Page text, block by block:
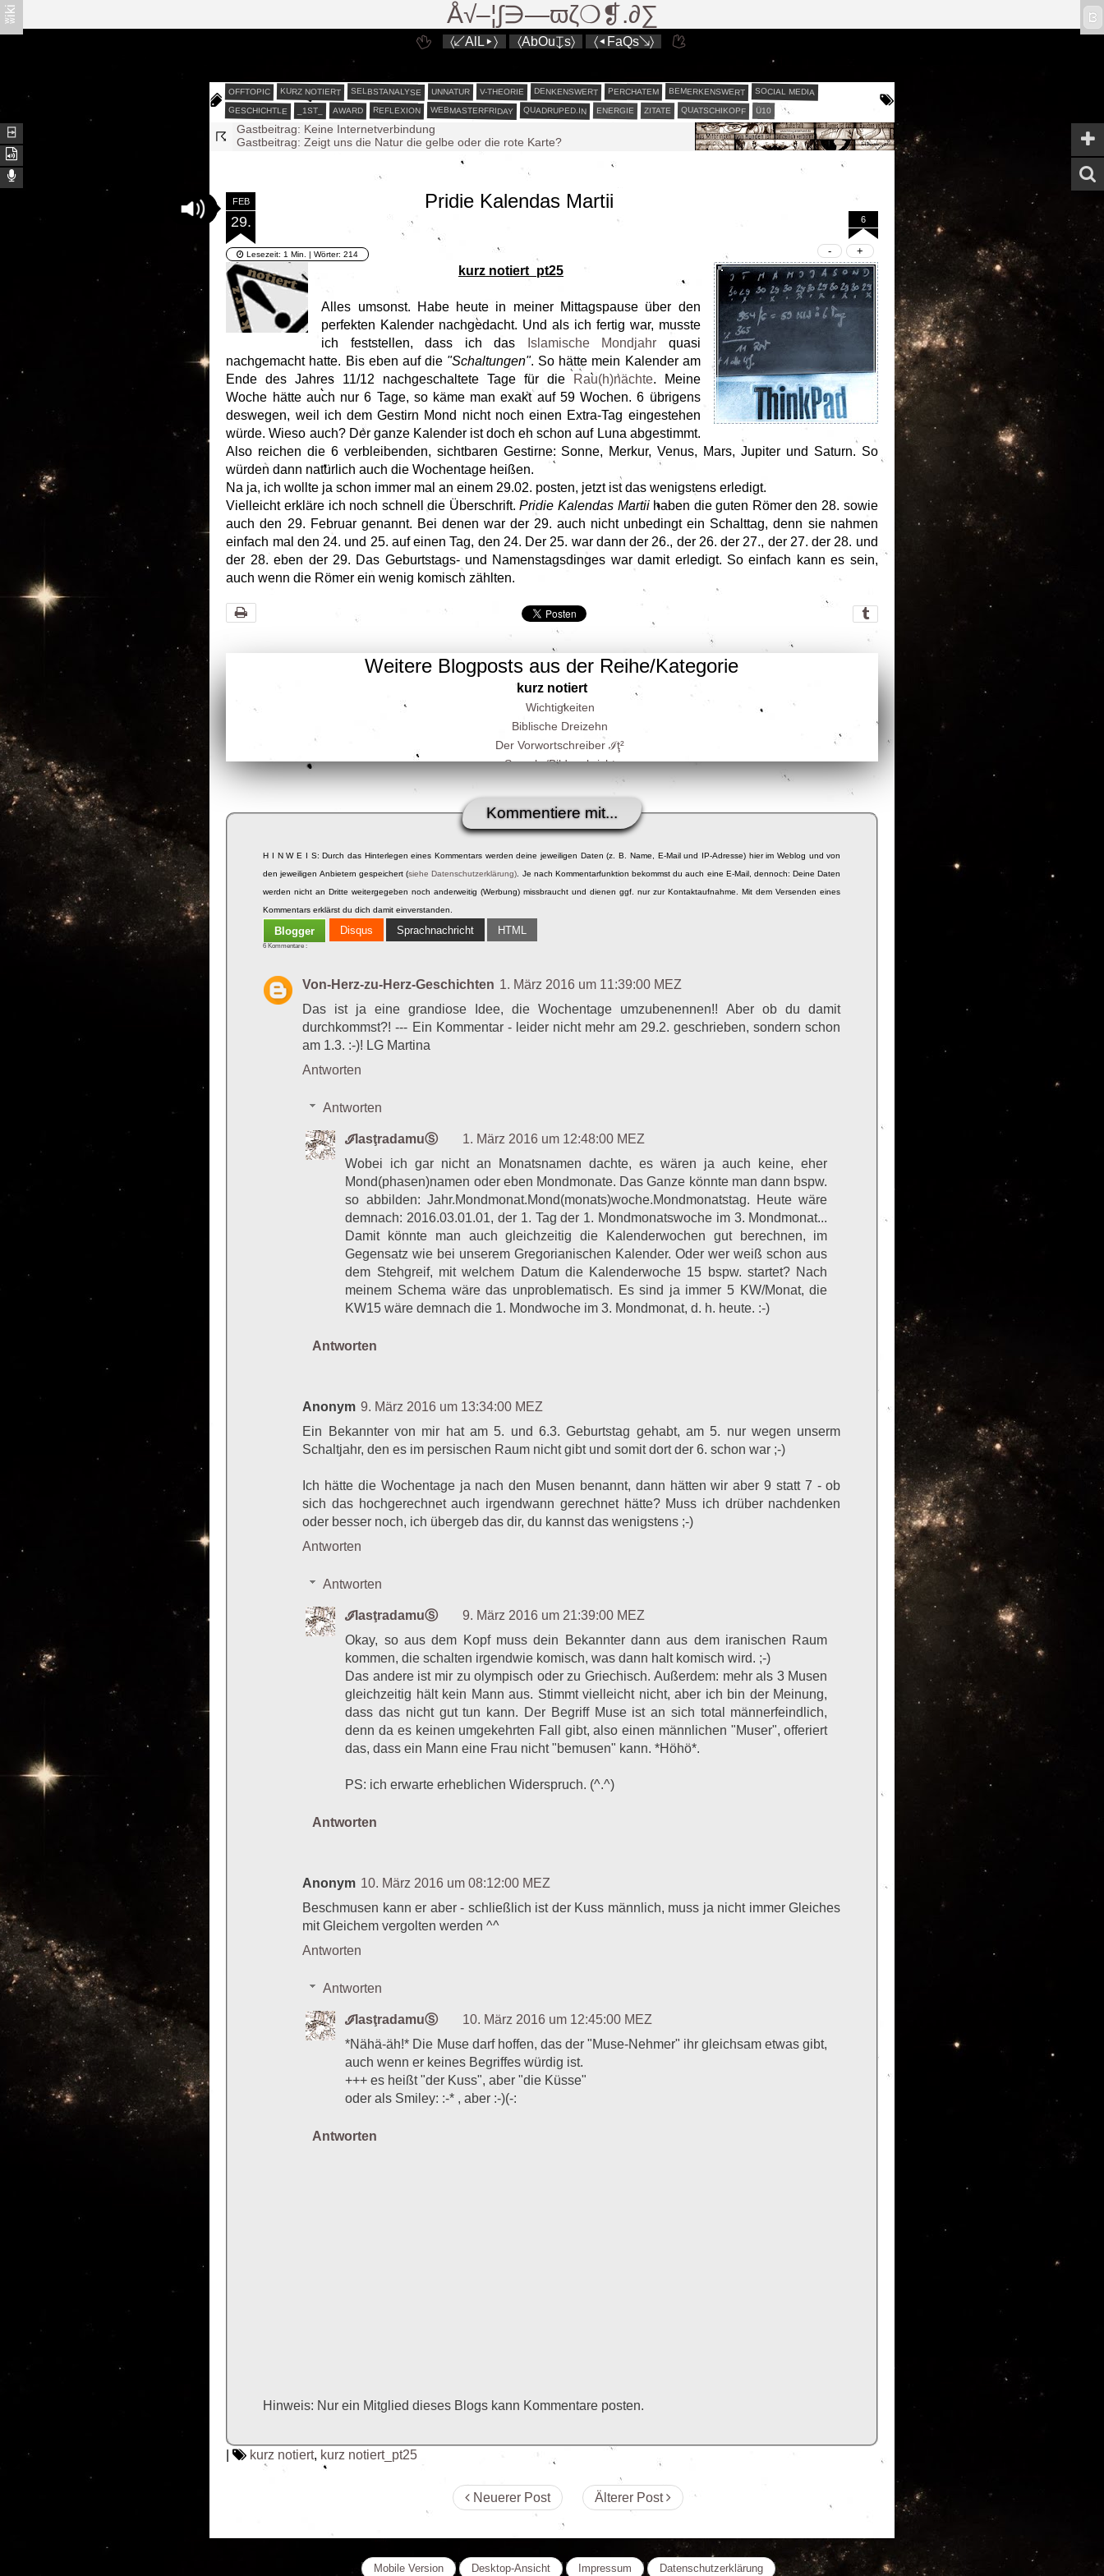
Å√–¦∫∋—ϖζ❍❡.∂∑
〈↙AlL▸〉 〈AbOu↧s〉 〈◂FaQs↘〉
ʬiki ϖ
OFFTOPIC KURZ NOTIERT SELBSTANALYSE UNNATUR V-THEORIE DENKENSWERT PERCHATEM BEMERKENSWERT SOCIAL MEDIA
GESCHICHTLE _1ST_ AWARD REFLEXION WEBMASTERFRIDAY QUADRUPED.IN ENERGIE ZITATE QUATSCHIKOPF Ü10
☈
Gastbeitrag: Keine Internetverbindung
Gastbeitrag: Zeigt uns die Natur die gelbe oder die rote Karte?
Die Beraterin - Arbitrium est liberum³
Die Beraterin - Arbitrium est liberum²
Die Beraterin - Arbitrium est liberum
Dschungelblogkönig 2020
Gedanken an die Wasserrute
Armwegweisersäule
FEB
29.
Pridie Kalendas Martii
6
Lesezeit: 1 Min. | Wörter:214
kurz notiert_pt25
Alles umsonst. Habe heute in meiner Mittagspause über den
perfekten Kalender nachgedacht. Und als ich fertig war, musste
ich feststellen, dass ich das
Islamische Mondjahr quasi
nachgemacht hatte. Bis eben auf die "Schaltungen". So hätte mein Kalender am
Ende des Jahres 11/12 nachgeschaltete Tage für die
Rau(h)nächte. Meine
Woche hätte auch nur 6 Tage, so käme man exakt auf 59 Wochen. 6 übrigens
deswegen, weil ich dem Gestirn Mond nicht noch einen Extra-Tag eingestehen
würde. Wieso auch? Der ganze Kalender ist doch eh schon auf Luna abgestimmt.
Also reichen die 6 verbleibenden, sichtbaren Gestirne: Sonne, Merkur, Venus, Mars, Jupiter und Saturn. So
würden dann natürlich auch die Wochentage heißen.
Na ja, ich wollte ja schon immer mal an einem 29.02. posten, jetzt ist das wenigstens erledigt.
Vielleicht erkläre ich noch schnell die Überschrift.Pridie Kalendas Martiihaben die guten Römer den 28. sowie
auch den 29. Februar genannt. Bei denen war der 29. auch nicht unbedingt ein Schalttag, denn sie nahmen
einfach mal den 24. und 25. auf einen Tag, den 24. Der 25. war dann der 26., der 26. der 27., der 27. der 28. und
der 28. eben der 29. Das Geburtstags- und Namenstagsdinges war damit erledigt. So einfach kann es sein,
auch wenn die Römer ein wenig komisch zählten.
Weitere Blogposts aus der Reihe/Kategorie
kurz notiert
Wichtigkeiten
Biblische Dreizehn
Der Vorwortschreiber ℐţ²
Sprach-/Bildnachricht
Mein großer Plan
Text-to-Speech
12 Illusionen unendlicher Weiten
ʬ
Herzlich Willkommen auf der A70
ℐlasţradamuⓈ
Die Vogellosung
Siebzehn Tage
StarTrekTheme
Kindertapete
Einsamkeit
Die Unsterblichkeit ist eine Krankheit
Kommentiere mit...
H I N W E I S: Durch das Hinterlegen eines Kommentars werden deine jeweiligen Daten (z. B. Name, E-Mail und IP-Adresse) hier im Weblog und von
den jeweiligen Anbietern gespeichert (siehe Datenschutzerklärung) . Je nach Kommentarfunktion bekommst du auch eine E-Mail, dennoch: Deine Daten
werden nicht an Dritte weitergegeben noch anderweitig (Werbung) missbraucht und dienen ggf. nur zur Kontaktaufnahme. Mit dem Versenden eines
Kommentars erklärst du dich damit einverstanden.
Blogger Disqus Sprachnachricht HTML
6 Kommentare :
Von-Herz-zu-Herz-Geschichten 1. März 2016 um 11:39:00 MEZ
Das ist ja eine grandiose Idee, die Wochentage umzubenennen!! Aber ob du damit
durchkommst?! --- Ein Kommentar - leider nicht mehr am 29.2. geschrieben, sondern schon
am 1.3. :-)! LG Martina
Antworten
Antworten
ℐlasţradamuⓈ
1. März 2016 um 12:48:00 MEZ
Wobei ich gar nicht an Monatsnamen dachte, es wären ja auch keine, eher
Mond(phasen)namen oder eben Mondmonate. Das Ganze könnte man dann bspw.
so abbilden: Jahr.Mondmonat.Mond(monats)woche.Mondmonatstag. Heute wäre
demnach: 2016.03.01.01, der 1. Tag der 1. Mondmonatswoche im 3. Mondmonat...
Damit könnte man auch gleichzeitig die Kalenderwochen gut berechnen, im
Gegensatz wie bei unserem Gregorianischen Kalender. Oder wer weiß schon aus
dem Stehgreif, mit welchem Datum die Kalenderwoche 15 bspw. startet? Nach
meinem Schema wäre das unproblematisch. Es sind ja immer 5 KW/Monat, die
KW15 wäre demnach die 1. Mondwoche im 3. Mondmonat, d. h. heute. :-)
Antworten
Anonym 9. März 2016 um 13:34:00 MEZ
Ein Bekannter von mir hat am 5. und 6.3. Geburtstag gehabt, am 5. nur wegen unserm
Schaltjahr, den es im persischen Raum nicht gibt und somit dort der 6. schon war ;-)
Ich hätte die Wochentage ja nach den Musen benannt, dann hätten wir aber 9 statt 7 - ob
sich das hochgerechnet auch irgendwann gerechnet hätte? Muss ich drüber nachdenken
oder besser noch, ich übergeb das dir, du kannst das wenigstens ;-)
Antworten
Antworten
ℐlasţradamuⓈ
9. März 2016 um 21:39:00 MEZ
Okay, so aus dem Kopf muss dein Bekannter dann aus dem iranischen Raum
kommen, die schalten irgendwie komisch, was dann halt komisch wird. ;-)
Das andere ist mir zu olympisch oder zu Griechisch. Außerdem: mehr als 3 Musen
gleichzeitig hält kein Mann aus. Stimmt vielleicht nicht, aber ich bin der Meinung,
dass das nicht gut tun kann. Der Begriff Muse ist an sich total männerfeindlich,
denn da es keinen umgekehrten Fall gibt, also einen männlichen "Muser", offeriert
das, dass ein Mann eine Frau nicht "bemusen" kann. *Höhö*.
PS: ich erwarte erheblichen Widerspruch. (^.^)
Antworten
Anonym 10. März 2016 um 08:12:00 MEZ
Beschmusen kann er aber - schließlich ist der Kuss männlich, muss ja nicht immer Gleiches
mit Gleichem vergolten werden ^^
Antworten
Antworten
ℐlasţradamuⓈ
10. März 2016 um 12:45:00 MEZ
*Nähä-äh!* Die Muse darf hoffen, das der "Muse-Nehmer" ihr gleichsam etwas gibt,
auch wenn er keines Begriffes würdig ist.
+++ es heißt "der Kuss", aber "die Küsse"
oder als Smiley: :-* , aber :-)(-:
Antworten
Hinweis: Nur ein Mitglied dieses Blogs kann Kommentare posten.
| kurz notiert, kurz notiert_pt25
Neuerer Post Älterer Post
⍈
Mobile Version Desktop-Ansicht Impressum Datenschutzerklärung